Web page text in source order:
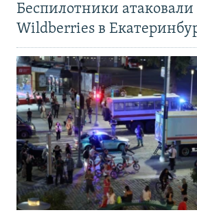
Беспилотники атаковали
Wildberries в